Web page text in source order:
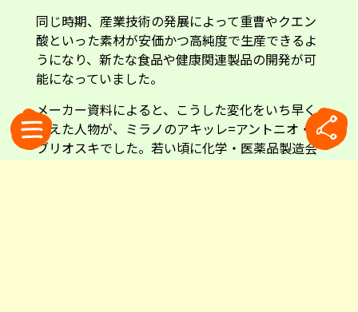
同じ時期、産業技術の発展によって重曹やクエン
酸といった素材が安価かつ高純度で生産できるよ
うになり、新たな食品や健康関連製品の開発が可
能になっていました。
メーカー資料によると、こうした変化をいち早く
捉えた人物が、ミラノのアキッレ=アントニオ・
ブリオスキでした。若い頃に化学・医薬品製造会